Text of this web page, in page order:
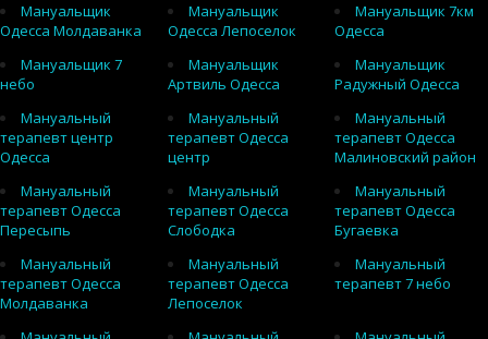
Мануальщик
Одесса Молдаванка
Мануальщик
Одесса Лепоселок
Мануальщик 7км
Одесса
Мануальщик 7
небо
Мануальщик
Артвиль Одесса
Мануальщик
Радужный Одесса
Мануальный
терапевт центр
Одесса
Мануальный
терапевт Одесса
центр
Мануальный
терапевт Одесса
Малиновский район
Мануальный
терапевт Одесса
Пересыпь
Мануальный
терапевт Одесса
Слободка
Мануальный
терапевт Одесса
Бугаевка
Мануальный
терапевт Одесса
Молдаванка
Мануальный
терапевт Одесса
Лепоселок
Мануальный
терапевт 7 небо